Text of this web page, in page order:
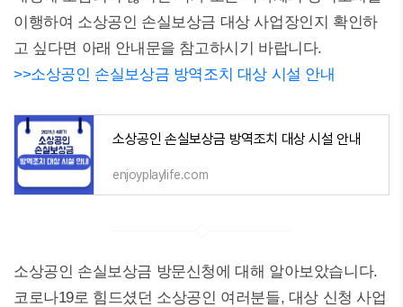
이행하여 소상공인 손실보상금 대상 사업장인지 확인하
고 싶다면 아래 안내문을 참고하시기 바랍니다.
>>소상공인 손실보상금 방역조치 대상 시설 안내
소상공인 손실보상금 방역조치 대상 시설 안내
enjoyplaylife.com
소상공인 손실보상금 방문신청에 대해 알아보았습니다.
코로나19로 힘드셨던 소상공인 여러분들, 대상 신청 사업